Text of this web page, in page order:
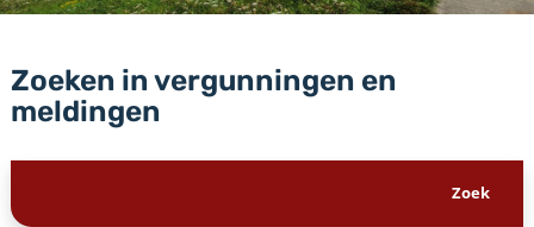
Zoeken in vergunningen en
meldingen